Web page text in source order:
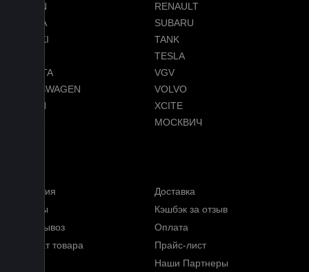
RAVON
RENAULT
SKODA
SUBARU
SUZUKI
TANK
TENET
TESLA
TOYOTA
VGV
VOLKSWAGEN
VOLVO
VOYAH
XCITE
МОСКВИЧ
Гарантия
Доставка
Отзывы
Кэшбэк за отзыв
Самовывоз
Оплата
Возврат товара
Прайс-лист
Наши Партнеры